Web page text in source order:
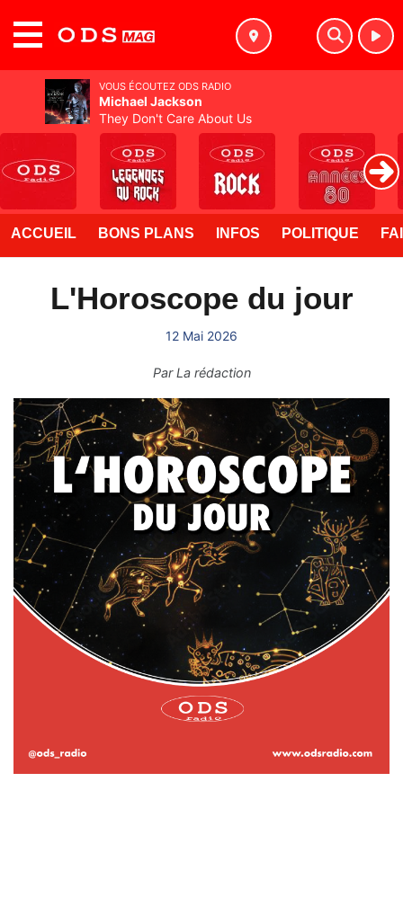
ACCUEIL BONS PLANS INFOS POLITIQUE
L'Horoscope du jour
12 Mai 2026
ParLa rédaction
VOUS ÉCOUTEZ ODS RADIO
Michael Jackson
They Don't Care About Us